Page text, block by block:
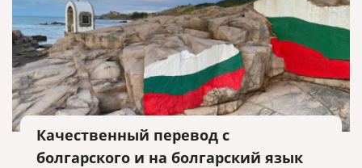
Качественный перевод с
болгарского и на болгарский язык